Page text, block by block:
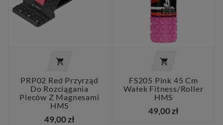

PRP02 Red Przyrząd
Do Rozciągania
Pleców Z Magnesami
HMS
49,00 zł

FS205 Pink 45 Cm
Wałek Fitness/roller
HMS
49,00 zł